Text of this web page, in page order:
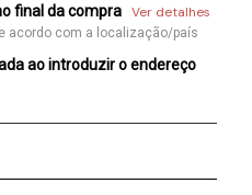
final da compra Ver detalhes
acordo com a localização/país
ao introduzir o endereço